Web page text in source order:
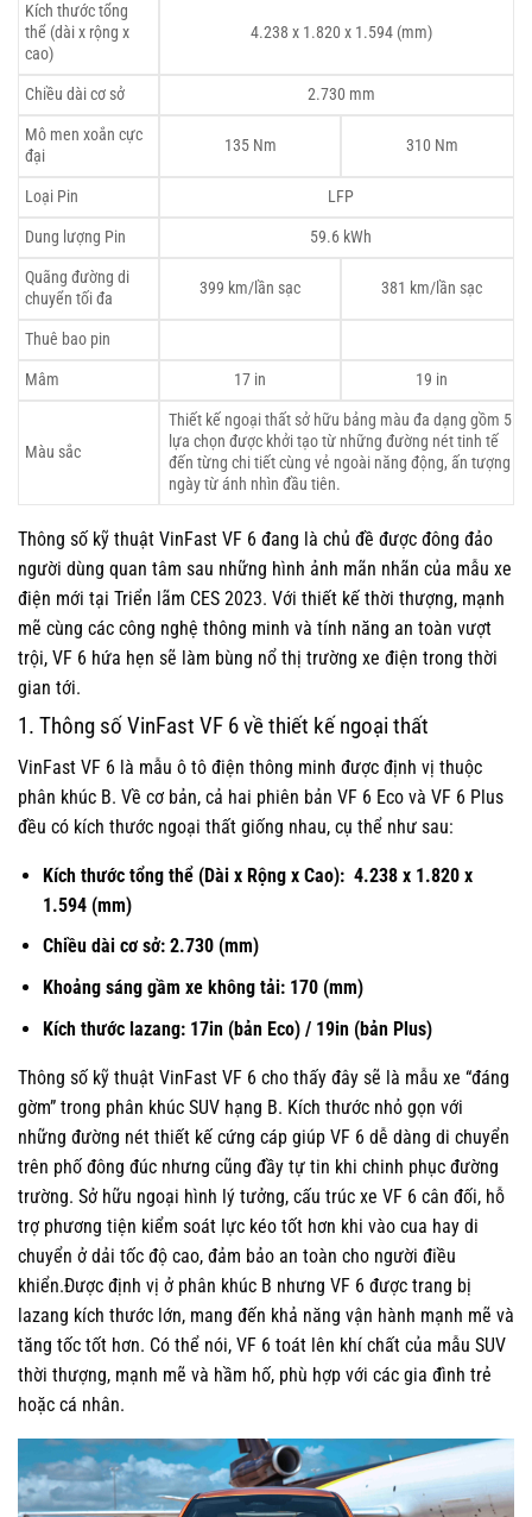
Kích thước tổng
thể (dài x rộng x
cao)
4.238 x 1.820 x 1.594 (mm)
Chiều dài cơ sở
2.730 mm
Mô men xoắn cực
đại
135 Nm 310 Nm
Loại Pin
LFP
Dung lượng Pin
59.6 kWh
Quãng đường di
chuyển tối đa
399 km/lần sạc 381 km/lần sạc
Thuê bao pin
Mâm
17 in 19 in
Màu sắc
Thiết kế ngoại thất sở hữu bảng màu đa dạng gồm 5
lựa chọn được khởi tạo từ những đường nét tinh tế
đến từng chi tiết cùng vẻ ngoài năng động, ấn tượng
ngày từ ánh nhìn đầu tiên.​
Thông số kỹ thuật VinFast VF 6 đang là chủ đề được đông đảo
người dùng quan tâm sau những hình ảnh mãn nhãn của mẫu xe
điện mới tại Triển lãm CES 2023. Với thiết kế thời thượng, mạnh
mẽ cùng các công nghệ thông minh và tính năng an toàn vượt
trội, VF 6 hứa hẹn sẽ làm bùng nổ thị trường xe điện trong thời
gian tới.
1. Thông số VinFast VF 6 về thiết kế ngoại thất
VinFast VF 6 là mẫu ô tô điện thông minh được định vị thuộc
phân khúc B. Về cơ bản, cả hai phiên bản VF 6 Eco và VF 6 Plus
đều có kích thước ngoại thất giống nhau, cụ thể như sau:
Kích thước tổng thể (Dài x Rộng x Cao): 4.238 x 1.820 x
1.594 (mm)
Chiều dài cơ sở: 2.730 (mm)
Khoảng sáng gầm xe không tải: 170 (mm)
Kích thước lazang: 17in (bản Eco) / 19in (bản Plus)
Thông số kỹ thuật VinFast VF 6 cho thấy đây sẽ là mẫu xe “đáng
gờm” trong phân khúc SUV hạng B. Kích thước nhỏ gọn với
những đường nét thiết kế cứng cáp giúp VF 6 dễ dàng di chuyển
trên phố đông đúc nhưng cũng đầy tự tin khi chinh phục đường
trường. Sở hữu ngoại hình lý tưởng, cấu trúc xe VF 6 cân đối, hỗ
trợ phương tiện kiểm soát lực kéo tốt hơn khi vào cua hay di
chuyển ở dải tốc độ cao, đảm bảo an toàn cho người điều
khiển.Được định vị ở phân khúc B nhưng VF 6 được trang bị
lazang kích thước lớn, mang đến khả năng vận hành mạnh mẽ và
tăng tốc tốt hơn. Có thể nói, VF 6 toát lên khí chất của mẫu SUV
thời thượng, mạnh mẽ và hầm hố, phù hợp với các gia đình trẻ
hoặc cá nhân.